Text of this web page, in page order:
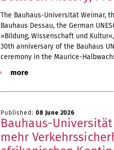
The Bauhaus-Universität Weimar,
Bauhaus Dessau, the German
»Bildung, Wissenschaft und
30th anniversary of the Bauhaus
ceremony in the Maurice-
more
Published: 08 June 2026
Bauhaus-
mehr